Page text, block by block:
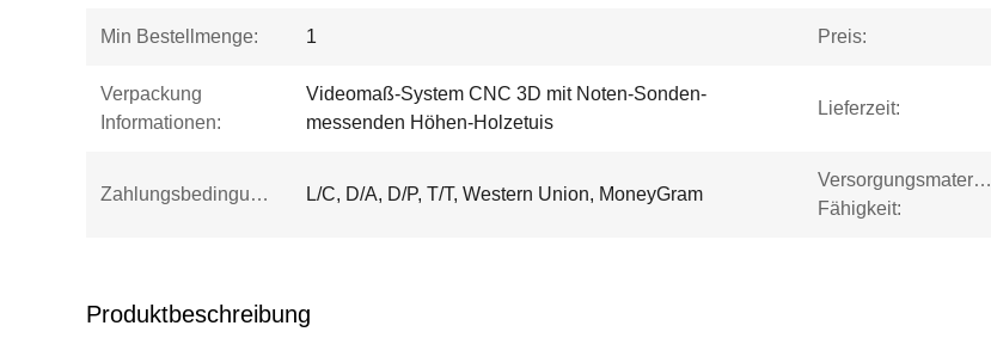
Min Bestellmenge: 1 Preis:
Verpackung
Informationen:
Videomaß-System CNC 3D mit Noten-Sonden-
messenden Höhen-Holzetuis
Lieferzeit:
Zahlungsbedingungen: L/C, D/A, D/P, T/T, Western Union, MoneyGram
Versorgungsmaterial-
Fähigkeit:
Produktbeschreibung